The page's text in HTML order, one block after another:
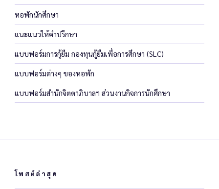
หอพักนักศึกษา
แนะแนวให้คำปรึกษา
แบบฟอร์มการกู้ยืม กองทุนกู้ยืมเพื่อการศึกษา (SLC)
แบบฟอร์มต่างๆ ของหอพัก
แบบฟอร์มสำนักจิตตาภิบาลฯ ส่วนงานกิจการนักศึกษา
โพสต์ล่าสุด